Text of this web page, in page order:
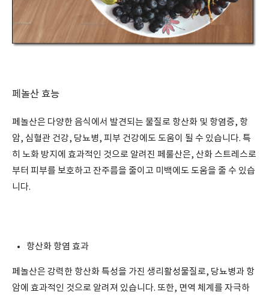
페놀산 효능
페놀산은 다양한 음식에서 발견되는 물질로 항산화 및 항염증, 항
암, 심혈관 건강, 당뇨병, 피부 건강에도 도움이 될 수 있습니다. 특
히 노화 방지에 효과적인 것으로 알려진 페룰산은, 산화 스트레스로
부터 피부를 보호하고 잔주름을 줄이고 미백에도 도움을 줄 수 있습
니다.
항산화 항염 효과
페놀산은 강력한 항산화 특성을 가진 생리활성물질로, 당뇨병과 항
암에 효과적인 것으로 알려져 있습니다. 또한, 면역 체계를 자극하